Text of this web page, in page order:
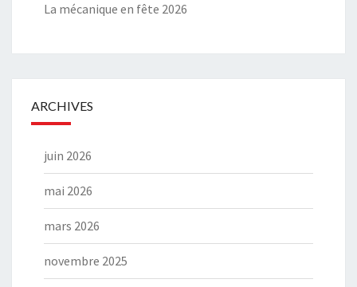
La mécanique en fête 2026
ARCHIVES
juin 2026
mai 2026
mars 2026
novembre 2025